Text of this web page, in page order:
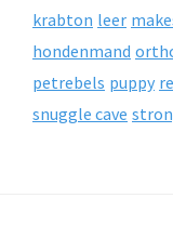
krabton leer
hondenmand
petrebels puppy
snuggle cave